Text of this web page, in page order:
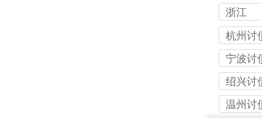
司
浙江
杭州讨
司
宁波讨
司
绍兴讨
司
温州讨